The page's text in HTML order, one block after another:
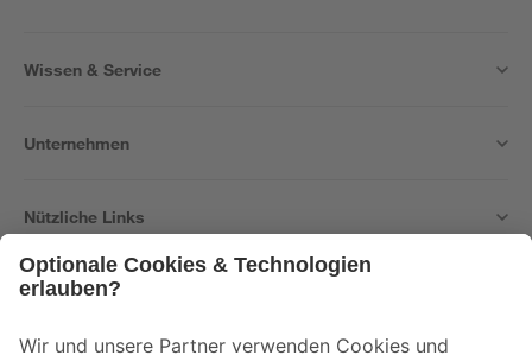
Wissen & Service
Unternehmen
Nützliche Links
Der toom Newsletter: Keine Angebote und Aktionen mehr verpassen!